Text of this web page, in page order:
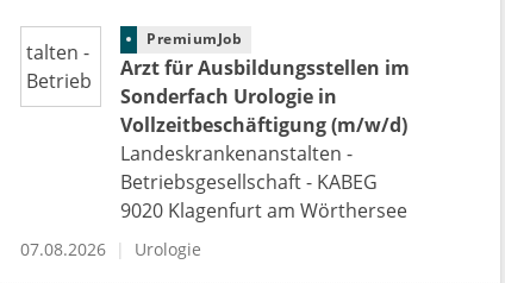
PremiumJob
Arzt für Ausbildungsstellen im
Sonderfach Urologie in
Vollzeitbeschäftigung (m/w/d)
Landeskrankenanstalten -
Betriebsgesellschaft - KABEG
9020 Klagenfurt am Wörthersee
07.08.2026 Urologie